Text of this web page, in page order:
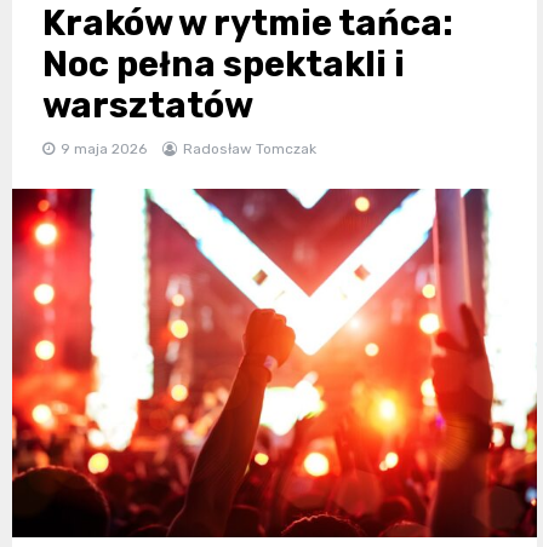
Kraków w rytmie tańca:
Noc pełna spektakli i
warsztatów
9 maja 2026 Radosław Tomczak